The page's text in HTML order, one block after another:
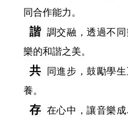
同合作能力。
諧 調交融，透過不
樂的和諧之美。
共 同進步，鼓勵學
養。
存 在心中，讓音樂